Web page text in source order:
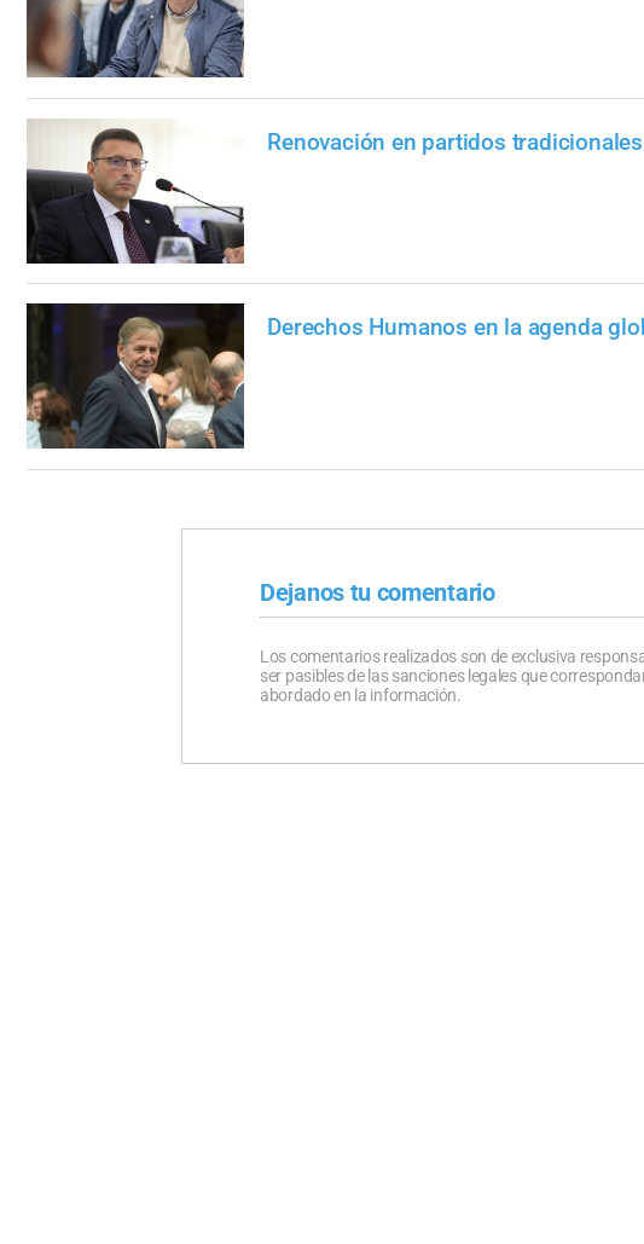
Renovación en partidos tradicionales
Derechos Humanos en la agenda
Dejanos tu comentario
Los comentarios realizados son de exclusiva
ser pasibles de las sanciones legales que
abordado en la información.